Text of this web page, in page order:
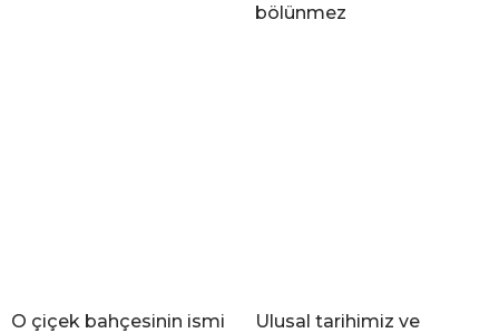
bölünmez
O çiçek bahçesinin ismi
Ulusal tarihimiz ve